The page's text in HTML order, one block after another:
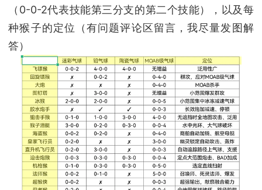
（0-0-2代表技能第三分支的第二个技能），以及每
种猴子的定位（有问题评论区留言，我尽量发图解
答）